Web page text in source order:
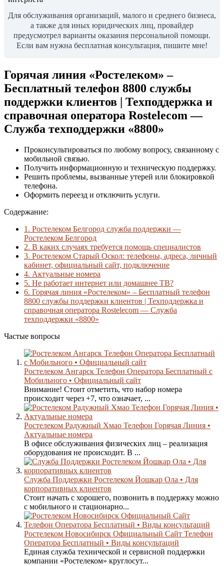
Для обслуживания организаций, малого и среднего бизнеса,
а также для иных юридических лиц, провайдер
предусмотрел варианты оказания персональной помощи.
Если вам нужна бесплатная консультация, пишите мне!
Горячая линия «Ростелеком» –
Бесплатный телефон 8800 службы
поддержки клиентов | Техподдержка и
справочная оператора Rostelecom —
Служба техподдержки «8800»
Проконсультироваться по любому вопросу, связанному с
мобильной связью.
Получить информационную и техническую поддержку.
Решить проблемы, вызванные утерей или блокировкой
телефона.
Оформить переезд и отключить услуги.
Содержание:
1. Ростелеком Белгород служба поддержки —
Ростелеком Белгород
2. В каких случаях требуется помощь специалистов
3. Ростелеком Старый Оскол: телефоны, адреса, личный
кабинет, официальный сайт, подключение
4. Актуальные номера
5. Не работает интернет или домашнее ТВ?
6. Горячая линия «Ростелеком» – Бесплатный телефон
8800 службы поддержки клиентов | Техподдержка и
справочная оператора Rostelecom — Служба
техподдержки «8800»
Частые вопросы
Ростелеком Ангарск Телефон Оператора Бесплатный с
Мобильного • Официальный сайт
Внимание! Стоит отметить, что набор номера
происходит через +7, что означает, ...
Ростелеком Радужный Хмао Телефон Горячая Линия •
Актуальные номера
В офисе обслуживания физических лиц – реализация
оборудования не происходит. В ...
Служба Поддержки Ростелеком Йошкар Ола • Для
корпоративных клиентов
Стоит начать с хорошего, позвонить в поддержку можно
с мобильного и стационарно...
Ростелеком Новосибирск Официальный Сайт Телефон
Оператора Бесплатный • Виды консультаций
Единая служба технической и сервисной поддержки
компании «Ростелеком» круглосут...